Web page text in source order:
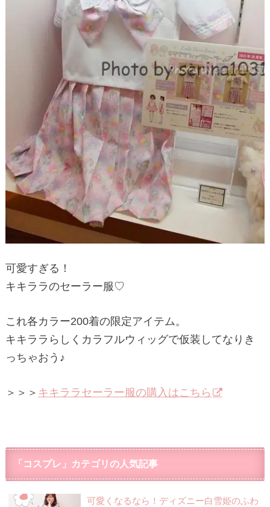
可愛すぎる！
キキララのセーラー服♡
これ各カラー200着の限定アイテム。
キキララらしくカラフルウィッグで仮装してなりき
っちゃおう♪
＞＞＞ キキララセーラー服の購入はこちら
「コスプレ」カテゴリの人気記事
可愛くなるなら！ディズニー白雪姫のふわ